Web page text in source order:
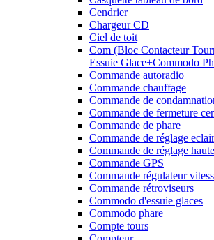
Cendrier
Chargeur CD
Ciel de toit
Com (Bloc Contacteur
Essuie Glace+Commodo
Commande autoradio
Commande chauffage
Commande de
Commande de fermeture
Commande de phare
Commande de réglage
Commande de réglage
Commande GPS
Commande régulateur
Commande rétroviseurs
Commodo d'essuie glaces
Commodo phare
Compte tours